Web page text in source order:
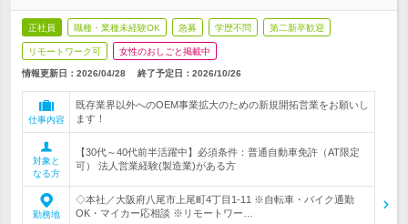
正社員 職種・業種未経験OK 急募 学歴不問 第二新卒歓迎
リモートワーク可 女性のおしごと掲載中
情報更新日：2026/04/28 終了予定日： 2026/10/26
仕事内容
既存業界以外へのOEM事業拡大のための新規開拓営業をお願いし
ます！
対象と
なる方
【30代～40代前半活躍中】必須条件：普通自動車免許（AT限定
可） 法人営業経験(製造業)がある方
勤務地
◇本社／大阪府八尾市上尾町4丁目1-11 ※自転車・バイク通勤
OK・マイカー応相談 ※リモートワー…